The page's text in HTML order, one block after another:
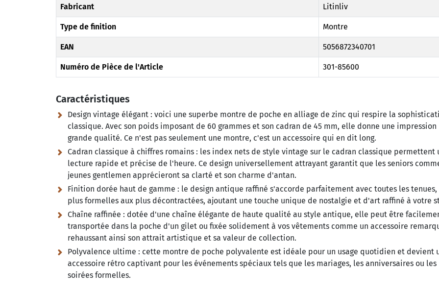
Fabricant Litinliv
Type de finition Montre
EAN 5056872340701
Numéro de Pièce de l'Article 301-85600
Caractéristiques
Design vintage élégant : voici une superbe montre de poche en alliage de zinc qui respire la
classique. Avec son poids imposant de 60 grammes et son cadran de 45 mm, elle donne une impression
grande qualité. Ce n'est pas seulement une montre, c'est un accessoire qui en dit long.
Cadran classique à chiffres romains : les index nets de style vintage sur le cadran classique permettent
lecture rapide et précise de l'heure. Ce design universellement attrayant garantit que les seniors
jeunes gentlemen apprécieront sa clarté et son charme d'antan.
Finition dorée haut de gamme : le design antique raffiné s'accorde parfaitement avec toutes les tenues,
plus formelles aux plus décontractées, ajoutant une touche unique de nostalgie et d'art raffiné à votre
Chaîne raffinée : dotée d'une chaîne élégante de haute qualité au style antique, elle peut être
transportée dans la poche d'un gilet ou fixée solidement à vos vêtements comme un accessoire
rehaussant ainsi son attrait artistique et sa valeur de collection.
Polyvalence ultime : cette montre de poche polyvalente est idéale pour un usage quotidien et devient
accessoire rétro captivant pour les événements spéciaux tels que les mariages, les anniversaires ou les
soirées formelles.